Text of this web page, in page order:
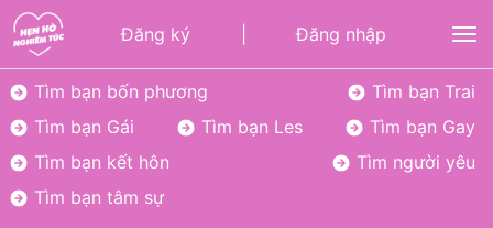
Đăng ký Đăng nhập
Tìm bạn bốn phương
Tìm bạn Trai
Tìm bạn Gái
Tìm bạn Les
Tìm bạn Gay
Tìm bạn kết hôn
Tìm người yêu
Tìm bạn tâm sự